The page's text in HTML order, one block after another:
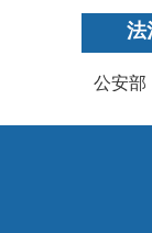
法
公安部